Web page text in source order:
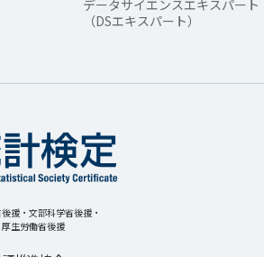
データサイエンスエキスパート
（DSエキスパート）
援・文部科学省後援・
生労働省後援